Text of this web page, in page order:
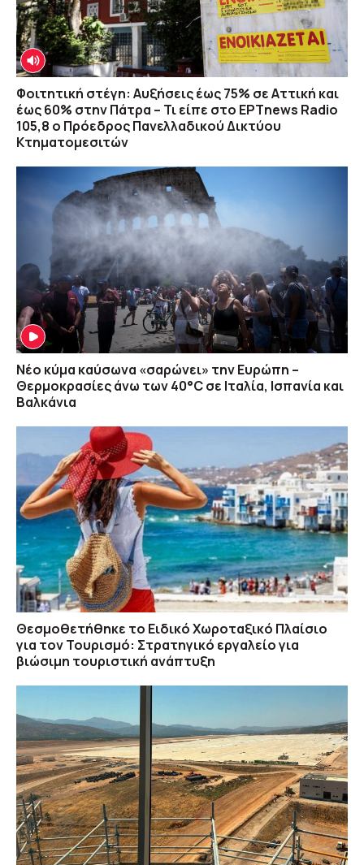
Φοιτητική στέγη: Αυξήσεις έως 75% σε Αττική και
έως 60% στην Πάτρα – Τι είπε στο ΕΡΤnews Radio
105,8 ο Πρόεδρος Πανελλαδικού Δικτύου
Κτηματομεσιτών
Νέο κύμα καύσωνα «σαρώνει» την Ευρώπη –
Θερμοκρασίες άνω των 40°C σε Ιταλία, Ισπανία και
Βαλκάνια
Θεσμοθετήθηκε το Ειδικό Χωροταξικό Πλαίσιο
για τον Τουρισμό: Στρατηγικό εργαλείο για
βιώσιμη τουριστική ανάπτυξη
•ΠΑΣΟΚ: «Βαφτίζουν επιτυχία τη μεταφορά
του λογαριασμού της ρήτρας διαφυγής
στους πολίτες»
07/08 12:50